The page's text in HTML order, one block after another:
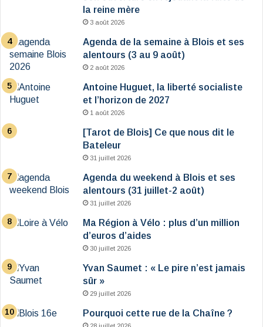
la reine mère
3 août 2026
Agenda de la semaine à Blois et ses
alentours (3 au 9 août)
2 août 2026
Antoine Huguet, la liberté socialiste
et l’horizon de 2027
1 août 2026
[Tarot de Blois] Ce que nous dit le
Bateleur
31 juillet 2026
Agenda du weekend à Blois et ses
alentours (31 juillet-2 août)
31 juillet 2026
Ma Région à Vélo : plus d’un million
d’euros d’aides
30 juillet 2026
Yvan Saumet : « Le pire n’est jamais
sûr »
29 juillet 2026
Pourquoi cette rue de la Chaîne ?